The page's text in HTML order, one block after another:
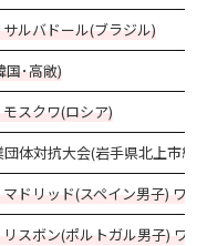
ルバドール(ブラジル)
国･高敞)
スクワ(ロシア)
体対抗大会(岩手県北上市総
ドリッド(スペイン男子) ワ
スボン(ポルトガル男子) ワ